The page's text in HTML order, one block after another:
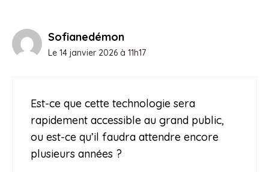
Sofianedémon
Le 14 janvier 2026 à 11h17
Est-ce que cette technologie sera
rapidement accessible au grand public,
ou est-ce qu’il faudra attendre encore
plusieurs années ?